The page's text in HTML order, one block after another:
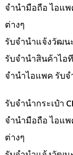
จำนำมือถือ ไอแ
ต่างๆ
รับจํานําแจ้งวัฒน
รับจำนำสินค้าไอ
จำนำไอแพค รับ
รับจำนำกระเป๋า
จำนำมือถือ ไอแ
ต่างๆ